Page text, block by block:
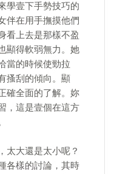
學壹下手勢技巧的
伴在用手撫摸他們
看上去是那樣不盈
顯得軟弱無力。她
當的時候使勁拉
搔刮的傾向。顯
確全面的了解。妳
，這是壹個在這方
太大還是太小呢？
各樣的討論，其時